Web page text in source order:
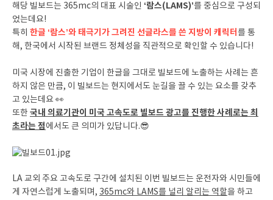
해당 빌보드는 365mc의 대표 시술인 ‘람스(LAMS)’를 중심으로 구성되
었는데요!
특히 한글 ‘람스’와 태극기가 그려진 선글라스를 쓴 지방이 캐릭터를 통
해, 한국에서 시작된 브랜드 정체성을 직관적으로 확인할 수 있습니다!
미국 시장에 진출한 기업이 한글을 그대로 빌보드에 노출하는 사례는 흔
하지 않은 만큼, 이 빌보드는 현지에서도 눈길을 끌 수 있는 요소를 갖추
고 있는데요 👀
또한 국내 의료기관이 미국 고속도로 빌보드 광고를 진행한 사례로는 최
초라는 점에서도 큰 의미가 있답니다.😎
LA 교외 주요 고속도로 구간에 설치된 이번 빌보드는 운전자와 시민들에
게 자연스럽게 노출되며, 365mc와 LAMS를 널리 알리는 역할을 하고